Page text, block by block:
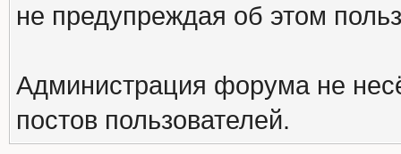
не предупреждая об этом
Администрация форума не
постов пользователей.